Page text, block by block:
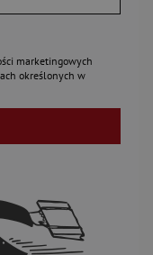
marketingowych
określonych w